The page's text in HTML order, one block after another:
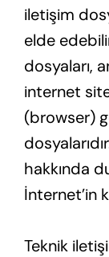
iletişim
elde
dosyaları,
internet
(browser)
hakkında
İnternet’in
Teknik